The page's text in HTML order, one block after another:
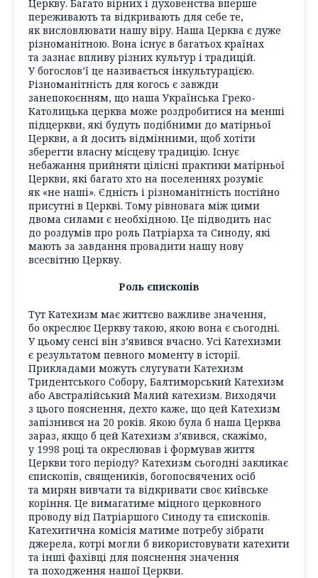
Церкву. Багато вірних і духовенства вперше
переживають та відкривають для себе те,
як висловлювати нашу віру. Наша Церква є дуже
різноманітною. Вона існує в багатьох країнах
та зазнає впливу різних культур і традицій.
У богослов’ї це називається інкультурацією.
Різноманітність для когось є завжди
занепокоєнням, що наша Українська Греко-
Католицька церква може роздробитися на менші
підцеркви, які будуть подібними до матірньої
Церкви, а й досить відмінними, щоб хотіти
зберегти власну місцеву традицію. Існує
небажання прийняти цілісні практики матірньої
Церкви, які багато хто на поселеннях розуміє
як «не наші». Єдність і різноманітність постійно
присутні в Церкві. Тому рівновага між цими
двома силами є необхідною. Це підводить нас
до роздумів про роль Патріарха та Синоду, які
мають за завдання провадити нашу нову
всесвітню Церкву.
Роль єпископів
Тут Катехизм має життєво важливе значення,
бо окреслює Церкву такою, якою вона є сьогодні.
У цьому сенсі він з’явився вчасно. Усі Катехизми
є результатом певного моменту в історії.
Прикладами можуть слугувати Катехизм
Тридентського Собору, Балтиморський Катехизм
або Австралійський Малий катехизм. Виходячи
з цього пояснення, дехто каже, що цей Катехизм
запізнився на 20 років. Якою була б наша Церква
зараз, якщо б цей Катехизм з’явився, скажімо,
у 1998 році та окреслював і формував життя
Церкви того періоду? Катехизм сьогодні закликає
єпископів, священиків, богопосвячених осіб
та мирян вивчати та відкривати своє київське
коріння. Це вимагатиме міцного церковного
проводу від Патріаршого Синоду та єпископів.
Катехитична комісія матиме потребу зібрати
джерела, котрі могли б використовувати катехити
та інші фахівці для пояснення значення
та походження нашої Церкви.